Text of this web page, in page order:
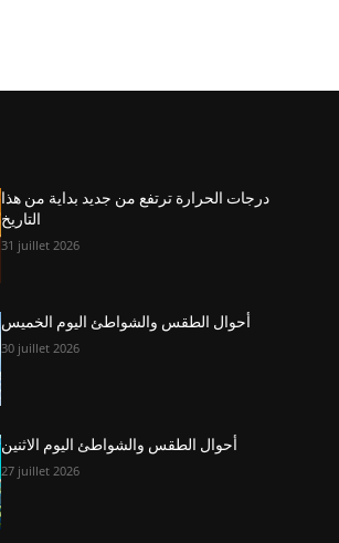
درجات الحرارة ترتفع من جديد بداية من هذا
التاريخ
31 juillet 2026
أحوال الطقس والشواطئ اليوم الخميس
30 juillet 2026
أحوال الطقس والشواطئ اليوم الاثنين
27 juillet 2026